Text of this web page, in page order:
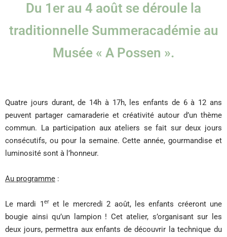
Du 1er au 4 août se déroule la
traditionnelle Summeracadémie au
Musée « A Possen ».
Quatre jours durant, de 14h à 17h, les enfants de 6 à 12 ans
peuvent partager camaraderie et créativité autour d’un thème
commun. La participation aux ateliers se fait sur deux jours
consécutifs, ou pour la semaine. Cette année, gourmandise et
luminosité sont à l’honneur.
Au programme :
Le mardi 1eret le mercredi 2 août, les enfants créeront une
bougie ainsi qu’un lampion ! Cet atelier, s’organisant sur les
deux jours, permettra aux enfants de découvrir la technique du